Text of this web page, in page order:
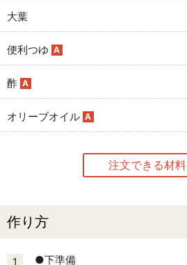
大葉
便利つゆ A
酢 A
オリーブオイル A
注文できる材料
作り方
1
●下準備